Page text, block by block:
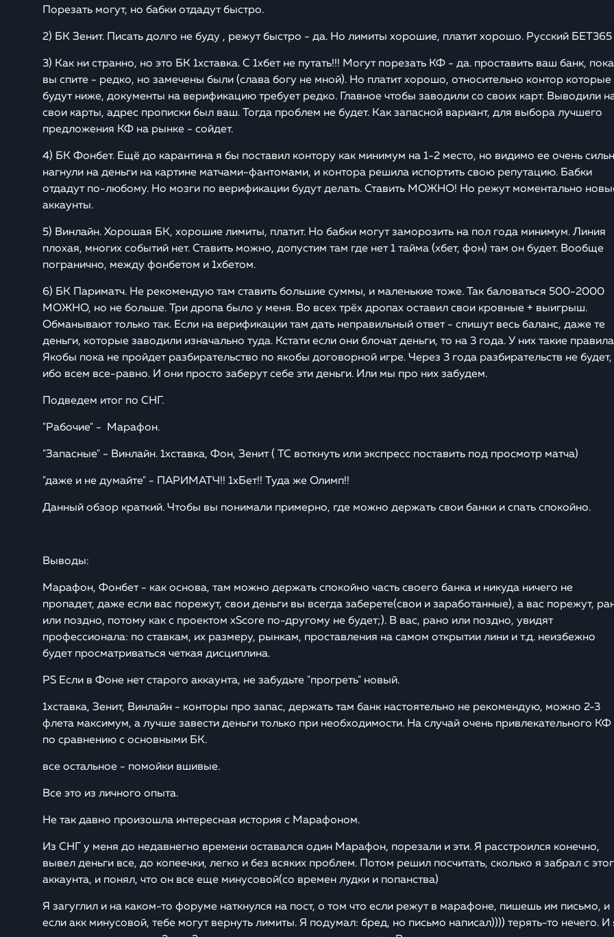
Порезать могут, но бабки отдадут быстро.
2) БК Зенит. Писать долго не буду , режут быстро - да. Но лимиты хорошие, платит хорошо. Русский БЕТ365
3) Как ни странно, но это БК 1хставка. С 1хбет не путать!!! Могут порезать КФ - да. проставить ваш банк, пока
вы спите - редко, но замечены были (слава богу не мной). Но платит хорошо, относительно контор которые
будут ниже, документы на верификацию требует редко. Главное чтобы заводили со своих карт. Выводили
свои карты, адрес прописки был ваш. Тогда проблем не будет. Как запасной вариант, для выбора лучшего
предложения КФ на рынке - сойдет.
4) БК Фонбет. Ещё до карантина я бы поставил контору как минимум на 1-2 место, но видимо ее очень
нагнули на деньги на картине матчами-фантомами, и контора решила испортить свою репутацию. Бабки
отдадут по-любому. Но мозги по верификации будут делать. Ставить МОЖНО! Но режут моментально
аккаунты.
5) Винлайн. Хорошая БК, хорошие лимиты, платит. Но бабки могут заморозить на пол года минимум. Линия
плохая, многих событий нет. Ставить можно, допустим там где нет 1 тайма (хбет, фон) там он будет. Вообще
погранично, между фонбетом и 1хбетом.
6) БК Париматч. Не рекомендую там ставить большие суммы, и маленькие тоже. Так баловаться 500-2000
МОЖНО, но не больше. Три дропа было у меня. Во всех трёх дропах оставил свои кровные + выигрыш.
Обманывают только так. Если на верификации там дать неправильный ответ - спишут весь баланс, даже те
деньги, которые заводили изначально туда. Кстати если они блочат деньги, то на 3 года. У них такие
Якобы пока не пройдет разбирательство по якобы договорной игре. Через 3 года разбирательств не будет,
ибо всем все-равно. И они просто заберут себе эти деньги. Или мы про них забудем.
Подведем итог по СНГ.
"Рабочие" - Марафон.
"Запасные" - Винлайн. 1хставка, Фон, Зенит ( ТС воткнуть или экспресс поставить под просмотр матча)
"даже и не думайте" - ПАРИМАТЧ!! 1хБет!! Туда же Олимп!!
Данный обзор краткий. Чтобы вы понимали примерно, где можно держать свои банки и спать спокойно.
Выводы:
Марафон, Фонбет - как основа, там можно держать спокойно часть своего банка и никуда ничего не
пропадет, даже если вас порежут, свои деньги вы всегда заберете(свои и заработанные), а вас порежут,
или поздно, потому как с проектом xScore по-другому не будет;). В вас, рано или поздно, увидят
профессионала: по ставкам, их размеру, рынкам, проставления на самом открытии лини и т.д. неизбежно
будет просматриваться четкая дисциплина.
PS Если в Фоне нет старого аккаунта, не забудьте "прогреть" новый.
1хставка, Зенит, Винлайн - конторы про запас, держать там банк настоятельно не рекомендую, можно 2-3
флета максимум, а лучше завести деньги только при необходимости. На случай очень привлекательного КФ
по сравнению с основными БК.
все остальное - помойки вшивые.
Все это из личного опыта.
Не так давно произошла интересная история с Марафоном.
Из СНГ у меня до недавнегно времени оставался один Марафон, порезали и эти. Я расстроился конечно,
вывел деньги все, до копеечки, легко и без всяких проблем. Потом решил посчитать, сколько я забрал с
аккаунта, и понял, что он все еще минусовой(со времен лудки и попанства)
Я загуглил и на каком-то форуме наткнулся на пост, о том что если режут в марафоне, пишешь им письмо, и
если акк минусовой, тебе могут вернуть лимиты. Я подумал: бред, но письмо написал)))) терять-то нечего. И